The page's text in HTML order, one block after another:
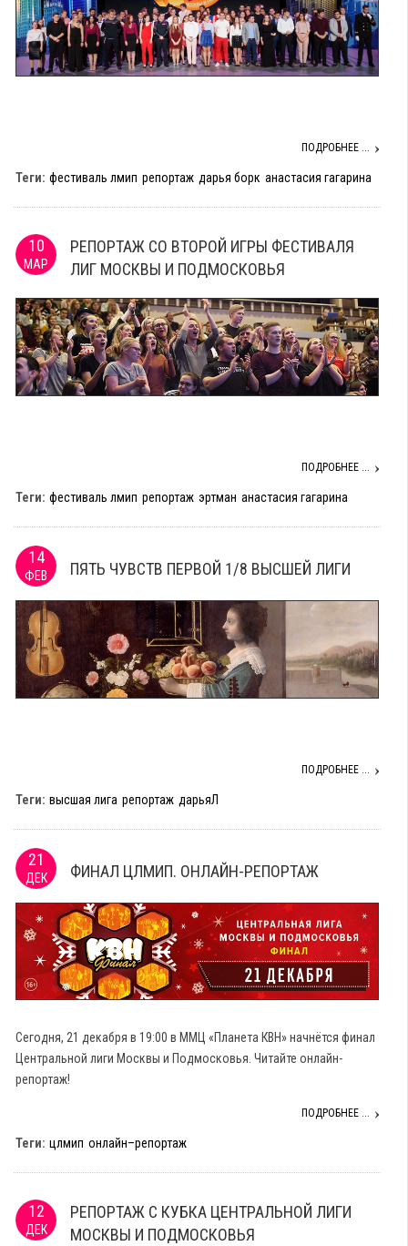
ПОДРОБНЕЕ ...
Теги: фестиваль лмип репортаж дарья борк анастасия гагарина
10
МАР
РЕПОРТАЖ СО ВТОРОЙ ИГРЫ ФЕСТИВАЛЯ
ЛИГ МОСКВЫ И ПОДМОСКОВЬЯ
ПОДРОБНЕЕ ...
Теги: фестиваль лмип репортаж эртман анастасия гагарина
14
ФЕВ ПЯТЬ ЧУВСТВ ПЕРВОЙ 1/8 ВЫСШЕЙ ЛИГИ
ПОДРОБНЕЕ ...
Теги: высшая лига репортаж дарьяЛ
21
ДЕК ФИНАЛ ЦЛМИП. ОНЛАЙН-РЕПОРТАЖ
Сегодня, 21 декабря в 19:00 в ММЦ «Планета КВН» начнётся финал
Центральной лиги Москвы и Подмосковья. Читайте онлайн-
репортаж!
ПОДРОБНЕЕ ...
Теги: цлмип онлайн–репортаж
12
ДЕК
РЕПОРТАЖ С КУБКА ЦЕНТРАЛЬНОЙ ЛИГИ
МОСКВЫ И ПОДМОСКОВЬЯ